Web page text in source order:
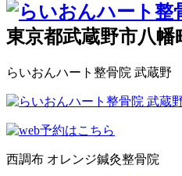
東京都武蔵野市八幡
らいおんハート整骨院 武蔵野
西調布 オレンジ鍼灸整骨院